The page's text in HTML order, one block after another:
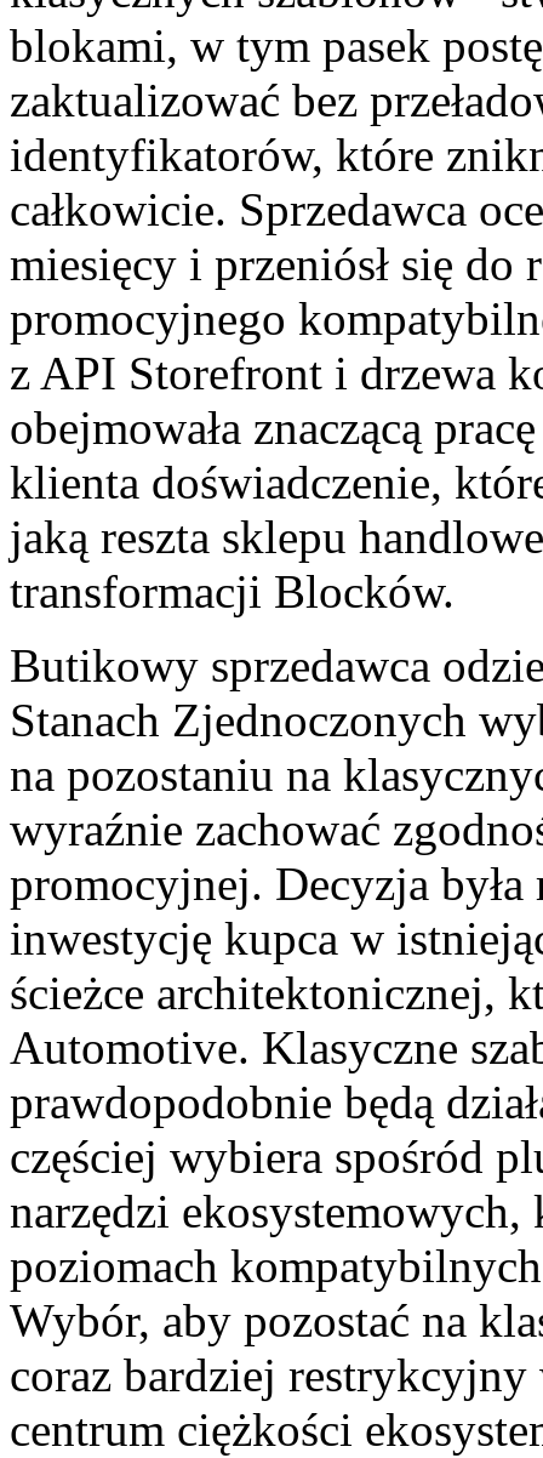
blokami, w tym pasek
zaktualizować bez
identyfikatorów, które
całkowicie. Sprzedawca
miesięcy i przeniósł się do
promocyjnego
z API Storefront i drzewa
obejmowała znaczącą
klienta doświadczenie,
jaką reszta sklepu
transformacji Blocków.
Butikowy sprzedawca
Stanach Zjednoczonych
na pozostaniu na
wyraźnie zachować
promocyjnej. Decyzja
inwestycję kupca w
ścieżce architektonicznej,
Automotive. Klasyczne
prawdopodobnie będą
częściej wybiera spośród
narzędzi ekosystemowych,
poziomach
Wybór, aby pozostać na
coraz bardziej restrykcyjny
centrum ciężkości